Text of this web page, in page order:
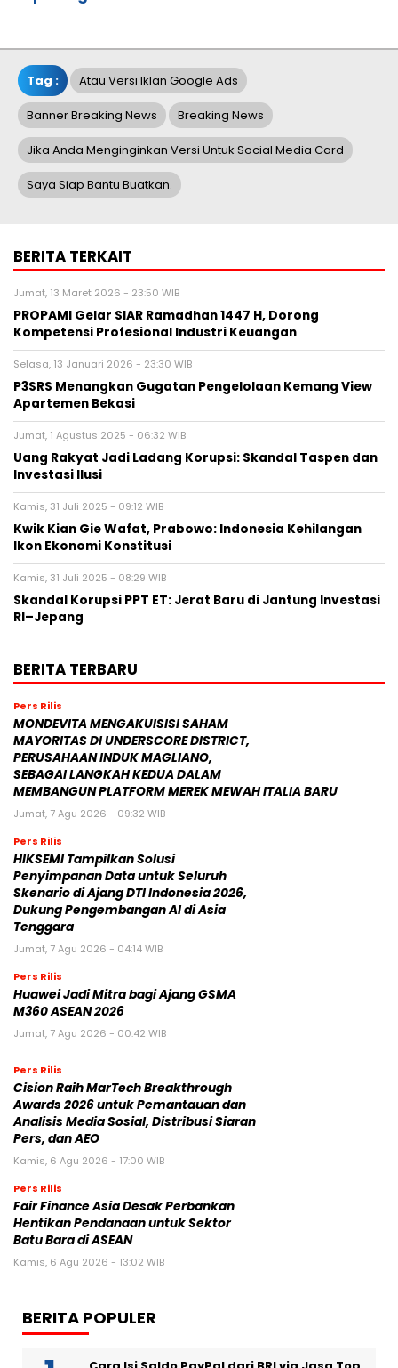
Tag : Atau Versi Iklan Google Ads
Banner Breaking News Breaking News
Jika Anda Menginginkan Versi Untuk Social Media Card
Saya Siap Bantu Buatkan.
BERITA TERKAIT
Jumat, 13 Maret 2026 - 23:50 WIB
PROPAMI Gelar SIAR Ramadhan 1447 H, Dorong
Kompetensi Profesional Industri Keuangan
Selasa, 13 Januari 2026 - 23:30 WIB
P3SRS Menangkan Gugatan Pengelolaan Kemang View
Apartemen Bekasi
Jumat, 1 Agustus 2025 - 06:32 WIB
Uang Rakyat Jadi Ladang Korupsi: Skandal Taspen dan
Investasi Ilusi
Kamis, 31 Juli 2025 - 09:12 WIB
Kwik Kian Gie Wafat, Prabowo: Indonesia Kehilangan
Ikon Ekonomi Konstitusi
Kamis, 31 Juli 2025 - 08:29 WIB
Skandal Korupsi PPT ET: Jerat Baru di Jantung Investasi
RI–Jepang
BERITA TERBARU
Pers Rilis
MONDEVITA MENGAKUISISI SAHAM
MAYORITAS DI UNDERSCORE DISTRICT,
PERUSAHAAN INDUK MAGLIANO,
SEBAGAI LANGKAH KEDUA DALAM
MEMBANGUN PLATFORM MEREK MEWAH ITALIA BARU
Jumat, 7 Agu 2026 - 09:32 WIB
Pers Rilis
HIKSEMI Tampilkan Solusi
Penyimpanan Data untuk Seluruh
Skenario di Ajang DTI Indonesia 2026,
Dukung Pengembangan AI di Asia
Tenggara
Jumat, 7 Agu 2026 - 04:14 WIB
Pers Rilis
Huawei Jadi Mitra bagi Ajang GSMA
M360 ASEAN 2026
Jumat, 7 Agu 2026 - 00:42 WIB
Pers Rilis
Cision Raih MarTech Breakthrough
Awards 2026 untuk Pemantauan dan
Analisis Media Sosial, Distribusi Siaran
Pers, dan AEO
Kamis, 6 Agu 2026 - 17:00 WIB
Pers Rilis
Fair Finance Asia Desak Perbankan
Hentikan Pendanaan untuk Sektor
Batu Bara di ASEAN
Kamis, 6 Agu 2026 - 13:02 WIB
BERITA POPULER